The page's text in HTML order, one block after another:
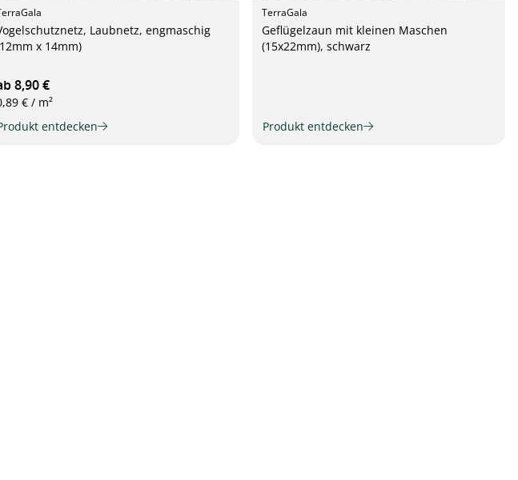
Laubnetz, engmaschig
x 14mm)
8,90 €
€ / m²
entdecken
TerraGala
Geflügelzaun mit kleinen Maschen
(15x22mm), schwarz
Produkt entdecken